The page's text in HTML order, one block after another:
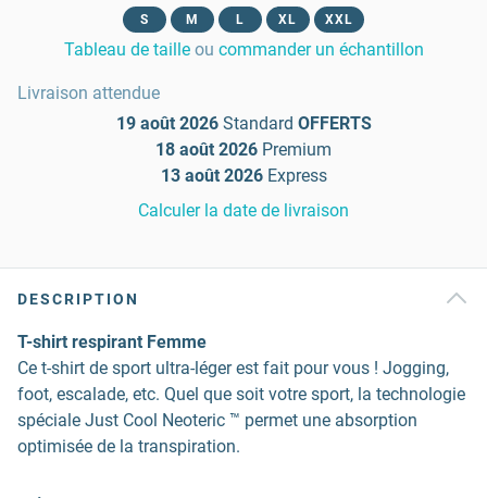
S M L XL XXL
Tableau de taille ou commander un échantillon
Livraison attendue
19 août 2026 Standard OFFERTS
18 août 2026 Premium
13 août 2026 Express
Calculer la date de livraison
DESCRIPTION
T-shirt respirant Femme
Ce t-shirt de sport ultra-léger est fait pour vous ! Jogging,
foot, escalade, etc. Quel que soit votre sport, la technologie
spéciale Just Cool Neoteric ™ permet une absorption
optimisée de la transpiration.